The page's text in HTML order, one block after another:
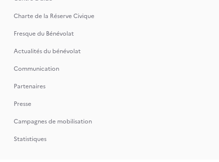
Charte de la Réserve Civique
Fresque du Bénévolat
Actualités du bénévolat
Communication
Partenaires
Presse
Campagnes de mobilisation
Statistiques